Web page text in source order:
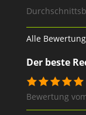
Alle
Der beste
Bewertung